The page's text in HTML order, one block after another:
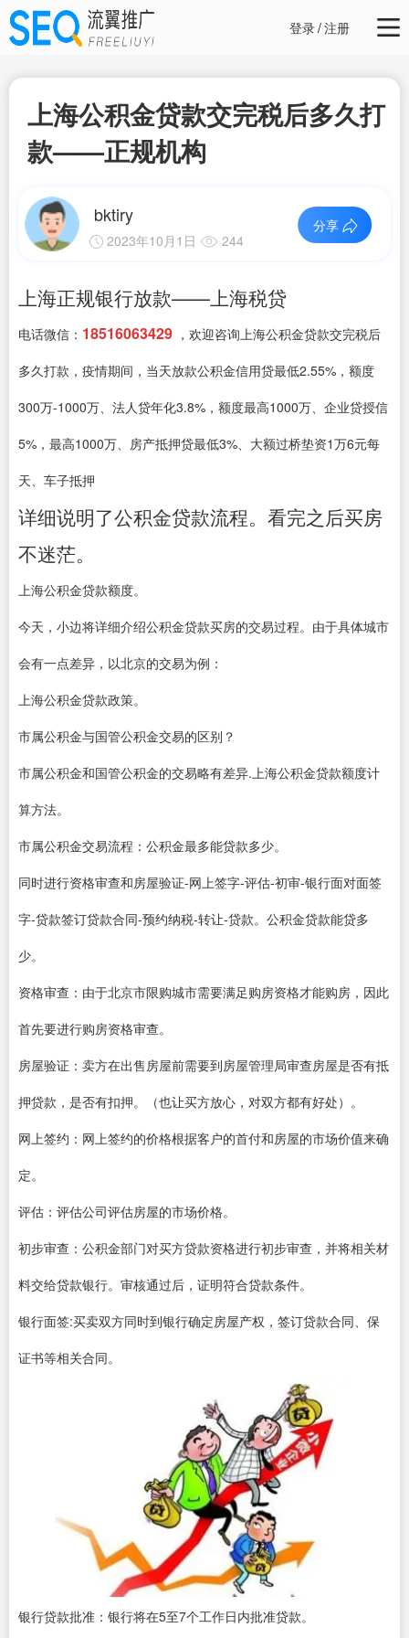
登录/注册
上海公积金贷款交完税后多久打
款——正规机构
bktiry
2023年10月1日 244
分享
上海正规银行放款——上海税贷
电话微信： 18516063429 ，欢迎咨询上海公积金贷款交完税后
多久打款，疫情期间，当天放款公积金信用贷最低2.55%，额度
300万-1000万、法人贷年化3.8%，额度最高1000万、企业贷授信
5%，最高1000万、房产抵押贷最低3%、大额过桥垫资1万6元每
天、车子抵押
详细说明了公积金贷款流程。看完之后买房
不迷茫。
上海公积金贷款额度。
今天，小边将详细介绍公积金贷款买房的交易过程。由于具体城市
会有一点差异，以北京的交易为例：
上海公积金贷款政策。
市属公积金与国管公积金交易的区别？
市属公积金和国管公积金的交易略有差异.上海公积金贷款额度计
算方法。
市属公积金交易流程：公积金最多能贷款多少。
同时进行资格审查和房屋验证-网上签字-评估-初审-银行面对面签
字-贷款签订贷款合同-预约纳税-转让-贷款。公积金贷款能贷多
少。
资格审查：由于北京市限购城市需要满足购房资格才能购房，因此
首先要进行购房资格审查。
房屋验证：卖方在出售房屋前需要到房屋管理局审查房屋是否有抵
押贷款，是否有扣押。（也让买方放心，对双方都有好处）。
网上签约：网上签约的价格根据客户的首付和房屋的市场价值来确
定。
评估：评估公司评估房屋的市场价格。
初步审查：公积金部门对买方贷款资格进行初步审查，并将相关材
料交给贷款银行。审核通过后，证明符合贷款条件。
银行面签:买卖双方同时到银行确定房屋产权，签订贷款合同、保
证书等相关合同。
银行贷款批准：银行将在5至7个工作日内批准贷款。